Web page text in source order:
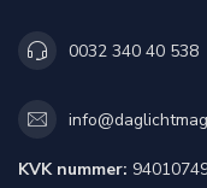
0032 340 40 538
KVK nummer: